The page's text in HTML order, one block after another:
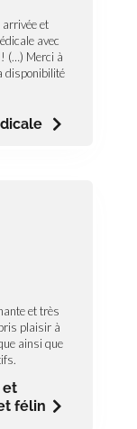
et
avec
(…) Merci à
disponibilité
et
avec
le
! Merci à
et
????
et très
plaisir à
ainsi que
et
félin
et
félin
et très
plaisir à
ainsi que
et